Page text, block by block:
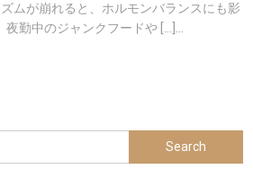
ムが崩れると、ホルモンバランスにも影
勤中のジャンクフードや […]...